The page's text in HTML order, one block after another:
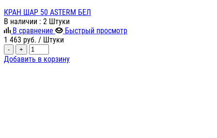
КРАН ШАР 50 ASTERM БЕЛ
В наличии : 2 Штуки
В сравнение
Быстрый просмотр
1 463 руб. / Штуки
- +
Добавить в корзину